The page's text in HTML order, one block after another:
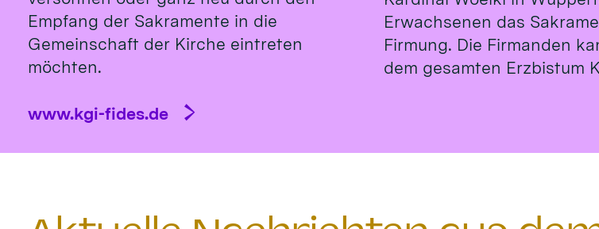
Empfang der Sakramente in die
Gemeinschaft der Kirche eintreten
möchten.
www.kgi-fides.de
Erwachsenen das
Firmung. Die Firmanden
dem gesamten Erzbistum